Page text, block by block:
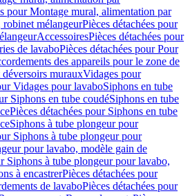
pour Montage mural, alimentation par
mélangeurPièces détachées pour
AccessoiresPièces détachées pour
de lavaboPièces détachées pour Pour
des appareils pour le zone de
murauxVidages pour
Vidages pour lavaboSiphons en tube
Siphons en tube coudéSiphons en tube
Pièces détachées pour Siphons en tube
Siphons à tube plongeur pour
Siphons à tube plongeur pour
pour lavabo, modèle gain de
Siphons à tube plongeur pour lavabo,
à encastrerPièces détachées pour
de lavaboPièces détachées pour